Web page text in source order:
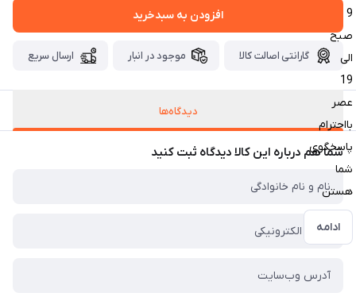
9
صبح
الی
19
عصر
بااحترام
پاسخگوی
شما
هستن
ادامه
افزودن به سبدخرید
گارانتی اصالت کالا موجود در انبار ارسال سریع
دیدگاه‌ها
شما هم درباره این کالا دیدگاه ثبت کنید